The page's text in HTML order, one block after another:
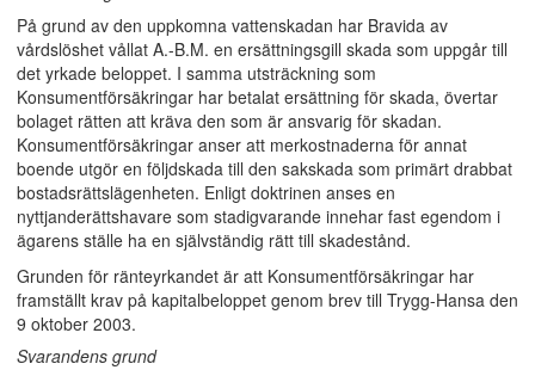
På grund av den uppkomna vattenskadan har Bravida av
vårdslöshet vållat A.-B.M. en ersättningsgill skada som uppgår till
det yrkade beloppet. I samma utsträckning som
Konsumentförsäkringar har betalat ersättning för skada, övertar
bolaget rätten att kräva den som är ansvarig för skadan.
Konsumentförsäkringar anser att merkostnaderna för annat
boende utgör en följdskada till den sakskada som primärt drabbat
bostadsrättslägenheten. Enligt doktrinen anses en
nyttjanderättshavare som stadigvarande innehar fast egendom i
ägarens ställe ha en självständig rätt till skadestånd.
Grunden för ränteyrkandet är att Konsumentförsäkringar har
framställt krav på kapitalbeloppet genom brev till Trygg-Hansa den
9 oktober 2003.
Svarandens grund